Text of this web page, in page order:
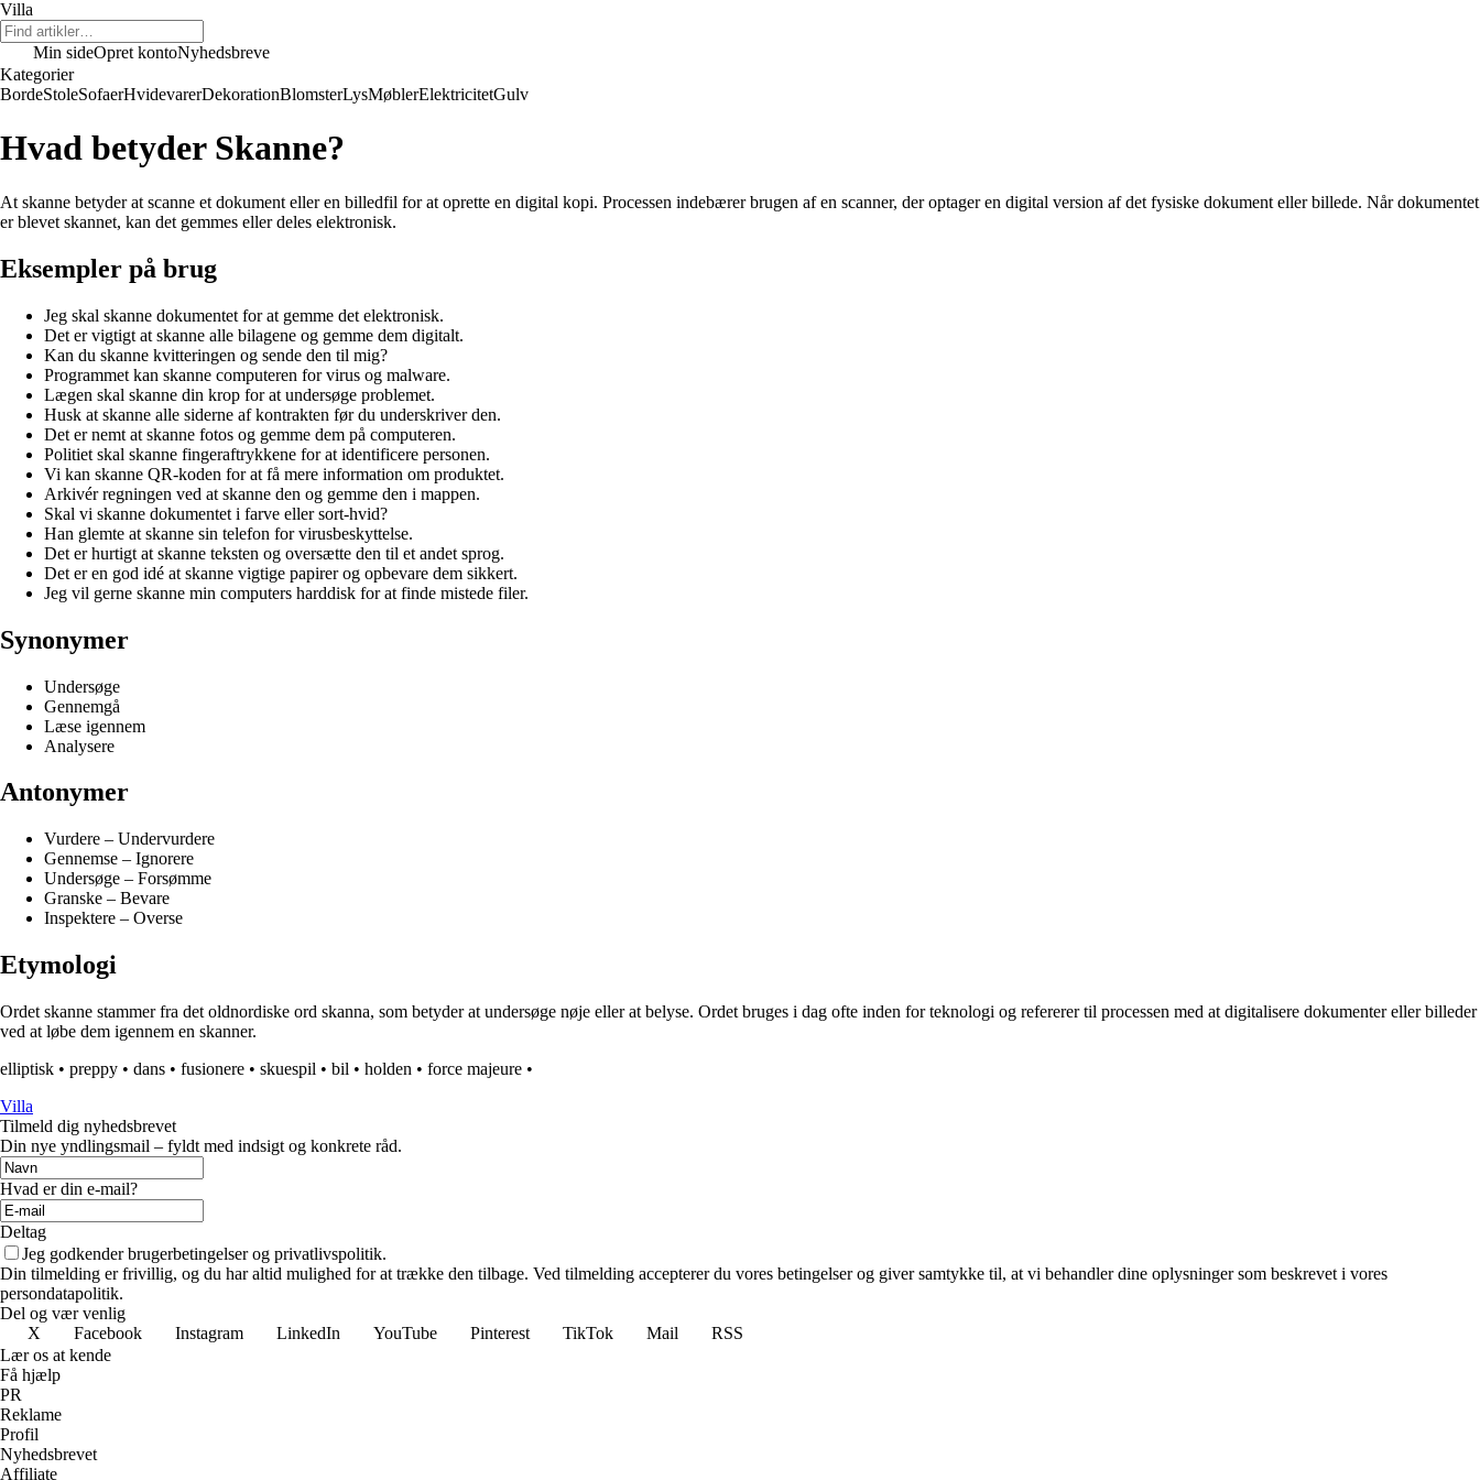
Villa
Min sideOpret kontoNyhedsbreve
Kategorier
BordeStoleSofaerHvidevarerDekorationBlomsterLysMøblerElektricitetGulv
Hvad betyder Skanne?
At skanne betyder at scanne et dokument eller en billedfil for at oprette en digital kopi. Processen indebærer brugen af en scanner, der optager en digital version af det fysiske dokument eller billede. Når dokumentet
er blevet skannet, kan det gemmes eller deles elektronisk.
Eksempler på brug
Jeg skal skanne dokumentet for at gemme det elektronisk.
Det er vigtigt at skanne alle bilagene og gemme dem digitalt.
Kan du skanne kvitteringen og sende den til mig?
Programmet kan skanne computeren for virus og malware.
Lægen skal skanne din krop for at undersøge problemet.
Husk at skanne alle siderne af kontrakten før du underskriver den.
Det er nemt at skanne fotos og gemme dem på computeren.
Politiet skal skanne fingeraftrykkene for at identificere personen.
Vi kan skanne QR-koden for at få mere information om produktet.
Arkivér regningen ved at skanne den og gemme den i mappen.
Skal vi skanne dokumentet i farve eller sort-hvid?
Han glemte at skanne sin telefon for virusbeskyttelse.
Det er hurtigt at skanne teksten og oversætte den til et andet sprog.
Det er en god idé at skanne vigtige papirer og opbevare dem sikkert.
Jeg vil gerne skanne min computers harddisk for at finde mistede filer.
Synonymer
Undersøge
Gennemgå
Læse igennem
Analysere
Antonymer
Vurdere – Undervurdere
Gennemse – Ignorere
Undersøge – Forsømme
Granske – Bevare
Inspektere – Overse
Etymologi
Ordet skanne stammer fra det oldnordiske ord skanna, som betyder at undersøge nøje eller at belyse. Ordet bruges i dag ofte inden for teknologi og refererer til processen med at digitalisere dokumenter eller billeder
ved at løbe dem igennem en skanner.
elliptisk • preppy • dans • fusionere • skuespil • bil • holden • force majeure •
Villa
Tilmeld dig nyhedsbrevet
Din nye yndlingsmail – fyldt med indsigt og konkrete råd.
Hvad er din e-mail?
Deltag
Jeg godkender brugerbetingelser og privatlivspolitik.
Din tilmelding er frivillig, og du har altid mulighed for at trække den tilbage. Ved tilmelding accepterer du vores betingelser og giver samtykke til, at vi behandler dine oplysninger som beskrevet i vores
persondatapolitik.
Del og vær venlig
X
Facebook Instagram LinkedIn YouTube Pinterest TikTok Mail
RSS
Lær os at kende
Få hjælp
PR
Reklame
Profil
Nyhedsbrevet
Affiliate